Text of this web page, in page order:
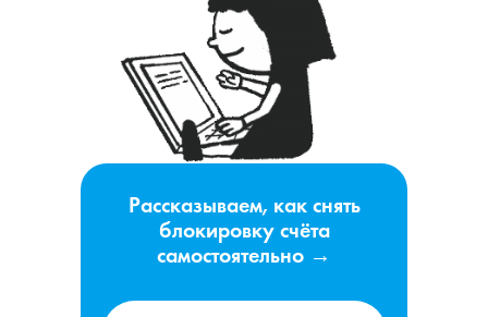
Рассказываем, как снять
блокировку счёта
самостоятельно →